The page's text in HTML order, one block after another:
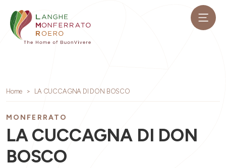
Home LA CUCCAGNA DI DON BOSCO
MONFERRATO
LA CUCCAGNA DI DON
BOSCO